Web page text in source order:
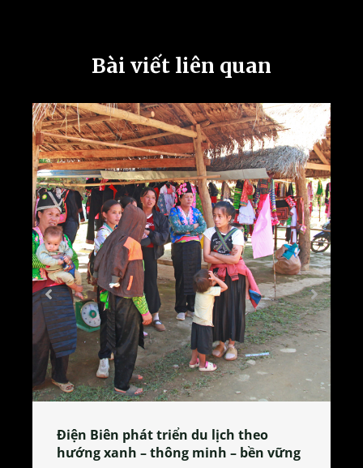
Bài viết liên quan
Làng làm bánh tẻ Phú Nhi – nơi lan
tỏa đặc sản xứ Đoài